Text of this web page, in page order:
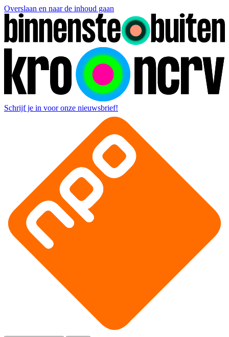
Overslaan en naar de inhoud gaan
Schrijf je in voor onze nieuwsbrief!